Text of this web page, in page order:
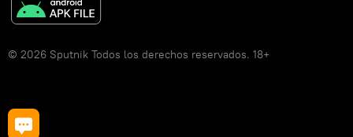
© 2026 Sputnik Todos los derechos reservados. 18+